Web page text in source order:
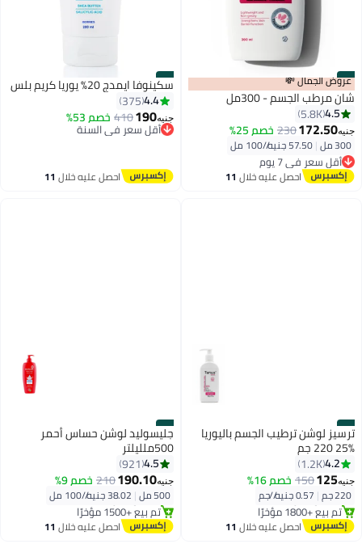
#1
عروض الجمال 💸
شان مرطب الجسم - 300مل
4.5
5.8K
جنيه172.50
230 خصم 25%
300 مل |
أقل سعر في 7 يوم
توصيل مجاني
بتخلّص بسرعة
تم بيع +5000 مؤخرًا
احصل عليه خلال 11
#2
سكينوفا ايمدج 20% يوريا كريم بلس
4.4
375
جنيه190
410 خصم 53%
أقل سعر في السنة
توصيل مجاني
احصل عليه خلال 11
#3
ترسيز لوشن ترطيب الجسم باليوريا
%25 220 جم
4.2
1.2K
جنيه125
150 خصم 16%
220 جم |
توصيل مجاني
بتخلّص بسرعة
تم بيع +1800 مؤخرًا
توصيل مجاني
احصل عليه خلال 11
#4
جليسوليد لوشن حساس أحمر
500ملليلتر
4.5
921
جنيه190.10
210 خصم 9%
500 مل |
توصيل مجاني
بتخلّص بسرعة
تم بيع +1500 مؤخرًا
توصيل مجاني
احصل عليه خلال 11